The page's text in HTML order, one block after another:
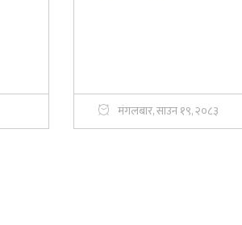
मंगलबार, साउन १९, २०८३